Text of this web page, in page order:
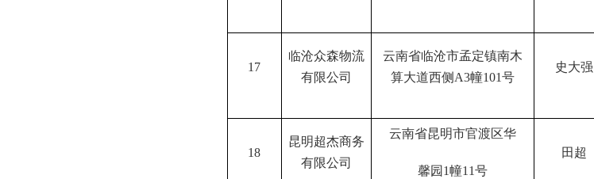
17
临沧众森物流
有限公司
云南省临沧市孟定镇南木
算大道西侧A3幢101号
史大强
18
昆明超杰商务
有限公司
云南省昆明市官渡区华
馨园 1幢11号
田超